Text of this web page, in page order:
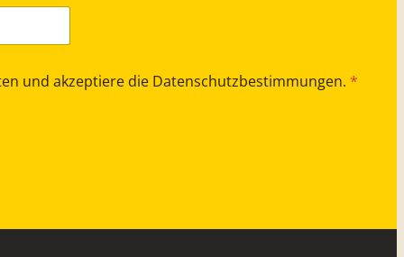
und akzeptiere die Datenschutzbestimmungen. *